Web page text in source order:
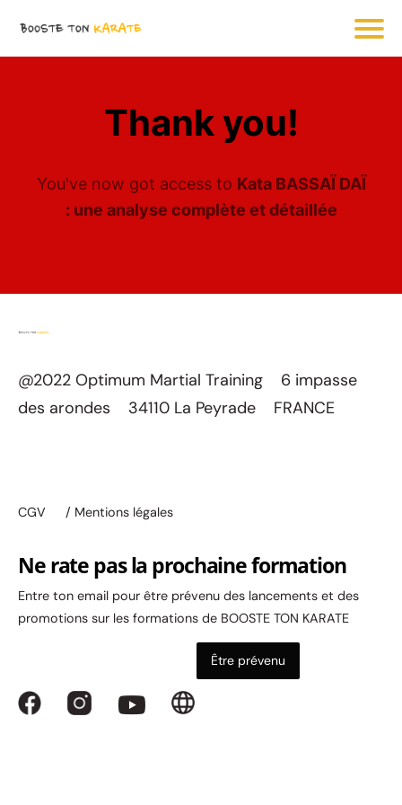
Thank you!
You've now got access to Kata BASSAÏ DAÏ
: une analyse complète et détaillée
@2022 Optimum Martial Training 6 impasse
des arondes 34110 La Peyrade FRANCE
CGV / Mentions légales
Ne rate pas la prochaine formation
Entre ton email pour être prévenu des lancements et des
promotions sur les formations de BOOSTE TON KARATE
Être prévenu